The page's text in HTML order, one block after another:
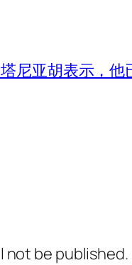
尼亚胡表示，
not be published.